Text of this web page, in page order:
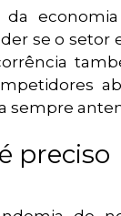
da
se o setor
sempre
preciso